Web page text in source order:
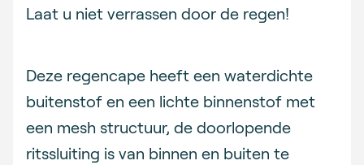
Description
Laat u niet verrassen door de regen!
Deze regencape heeft een waterdichte
buitenstof en een lichte binnenstof met
een mesh structuur, de doorlopende
ritssluiting is van binnen en buiten te